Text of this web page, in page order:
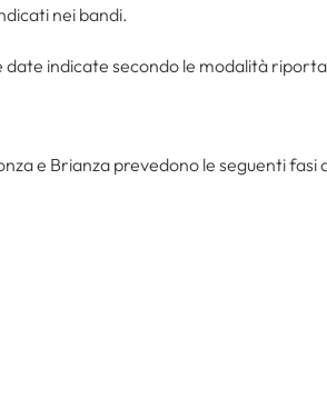
nei bandi.
indicate secondo le modalità
e Brianza prevedono le seguenti fasi